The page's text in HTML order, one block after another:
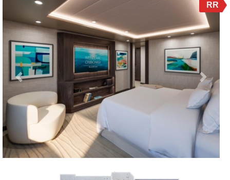
Previous Next
RR